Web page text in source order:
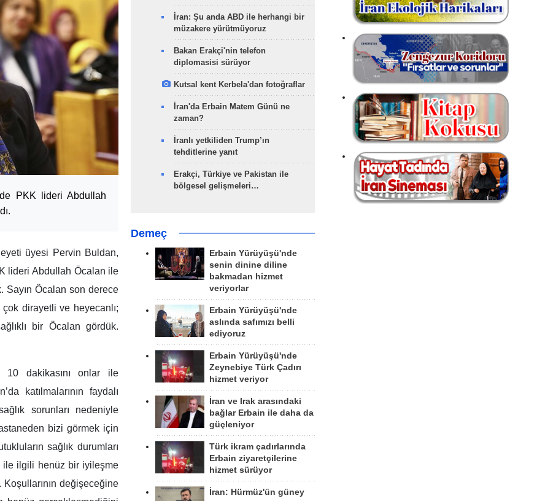
PKK lideri Abdullah
üyesi Pervin Buldan,
lideri Abdullah Öcalan ile
Sayın Öcalan son derece
dirayetli ve heyecanlı;
bir Öcalan gördük.
10 dakikasını onlar ile
katılmalarının faydalı
sorunları nedeniyle
bizi görmek için
sağlık durumları
ile ilgili henüz bir iyileşme
değişeceğine
İran: Şu anda ABD ile herhangi bir
müzakere yürütmüyoruz
Bakan Erakçi'nin telefon
diplomasisi sürüyor
Kutsal kent Kerbela'dan fotoğraflar
İran'da Erbain Matem Günü ne
zaman?
İranlı yetkiliden Trump’ın
tehditlerine yanıt
Erakçi, Türkiye ve Pakistan ile
bölgesel gelişmeleri…
Demeç
Erbain Yürüyüşü'nde
senin dinine diline
bakmadan hizmet
veriyorlar
Erbain Yürüyüşü'nde
aslında safımızı belli
ediyoruz
Erbain Yürüyüşü'nde
Zeynebiye Türk Çadırı
hizmet veriyor
İran ve Irak arasındaki
bağlar Erbain ile daha da
güçleniyor
Türk ikram çadırlarında
Erbain ziyaretçilerine
hizmet sürüyor
İran: Hürmüz'ün güney